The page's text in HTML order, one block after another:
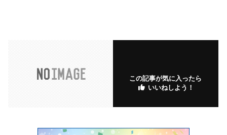
この記事が気に入ったら
いいねしよう！